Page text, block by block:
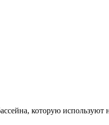
которую используют